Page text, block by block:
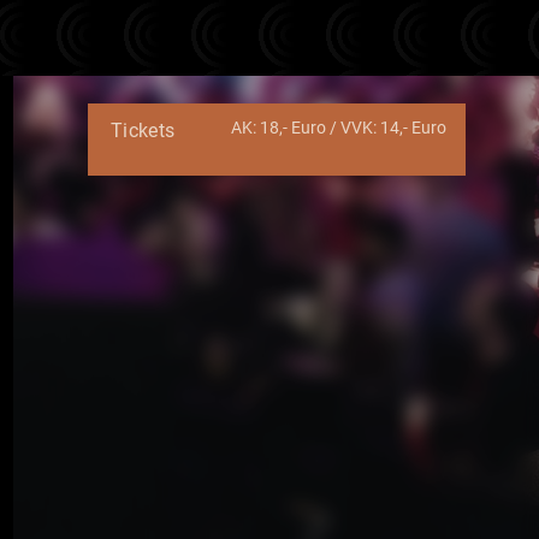
Tickets AK: 18,- Euro / VVK: 14,- Euro